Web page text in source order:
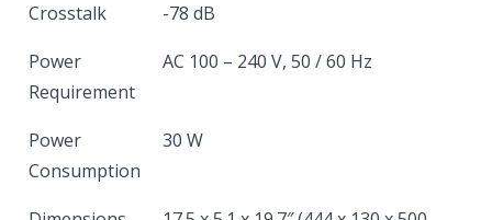
Crosstalk
-78 dB
Power
Requirement
AC 100 – 240 V, 50 / 60 Hz
Power
Consumption
30 W